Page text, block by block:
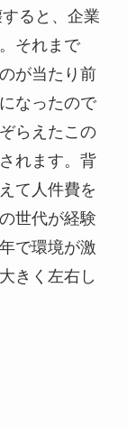
ると、企業
それまで
が当たり前
なったので
らえたこの
れます。背
て人件費を
世代が経験
で環境が激
きく左右し